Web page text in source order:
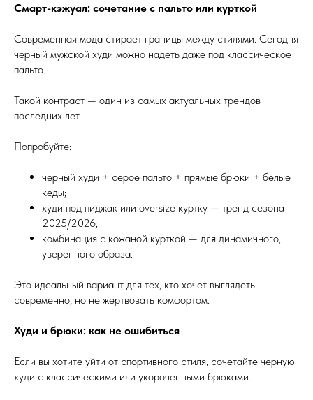
Смарт-кэжуал: сочетание с пальто или курткой
Современная мода стирает границы между стилями. Сегодня
черный мужской худи можно надеть даже под классическое
пальто.
Такой контраст — один из самых актуальных трендов
последних лет.
Попробуйте:
черный худи + серое пальто + прямые брюки + белые
кеды;
худи под пиджак или oversize куртку — тренд сезона
2025/2026;
комбинация с кожаной курткой — для динамичного,
уверенного образа.
Это идеальный вариант для тех, кто хочет выглядеть
современно, но не жертвовать комфортом.
Худи и брюки: как не ошибиться
Если вы хотите уйти от спортивного стиля, сочетайте черную
худи с классическими или укороченными брюками.